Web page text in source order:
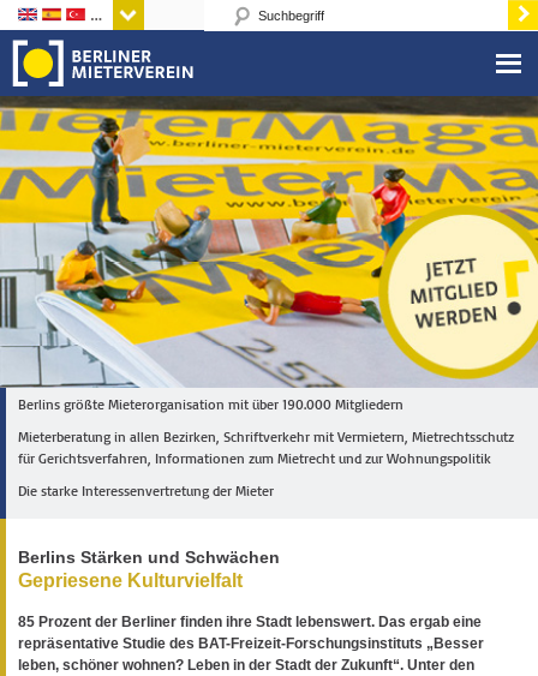
Sprachen
Berlins größte Mieterorganisation mit über 190.000 Mitgliedern
Mieterberatung in allen Bezirken, Schriftverkehr mit Vermietern, Mietrechtsschutz
für Gerichtsverfahren, Informationen zum Mietrecht und zur Wohnungspolitik
Die starke Interessenvertretung der Mieter
Berlins Stärken und Schwächen
Gepriesene Kulturvielfalt
85 Prozent der Berliner finden ihre Stadt lebenswert. Das ergab eine
repräsentative Studie des BAT-Freizeit-Forschungsinstituts „Besser
leben, schöner wohnen? Leben in der Stadt der Zukunft“. Unter den